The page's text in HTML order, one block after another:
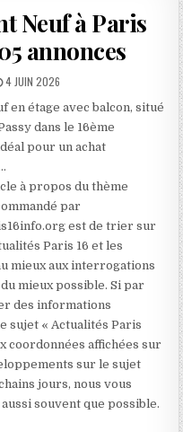
Neuf à Paris
annonces
PUBLISHED
4 JUIN 2026
en étage avec balcon, situé
dans le 16ème
pour un achat
à propos du thème
par
est de trier sur
Paris 16 et les
mieux aux interrogations
mieux possible. Si par
des informations
sujet « Actualités Paris
coordonnées affichées sur
sur le sujet
jours, nous vous
souvent que possible.